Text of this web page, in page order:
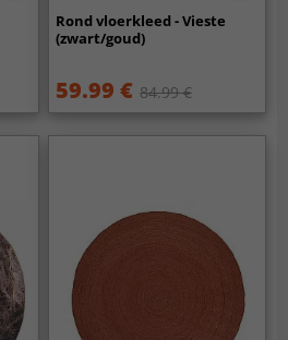
Rond vloerkleed - Vieste
(zwart/goud)
59.99 € 84.99 €